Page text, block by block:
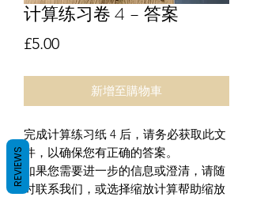
计算练习卷 4 – 答案
£5.00價格
新增至購物車
完成计算练习纸 4 后，请务必获取此文
件，以确保您有正确的答案。
如果您需要进一步的信息或澄清，请随
时联系我们，或选择缩放计算帮助缩放
REVIEWS